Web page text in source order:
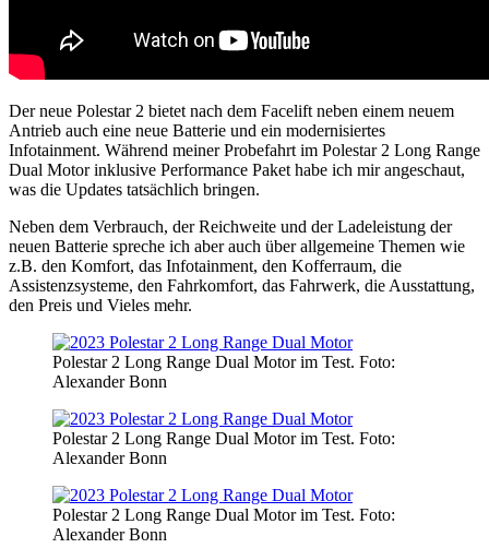
Der neue Polestar 2 bietet nach dem Facelift neben einem neuem
Antrieb auch eine neue Batterie und ein modernisiertes
Infotainment. Während meiner Probefahrt im Polestar 2 Long Range
Dual Motor inklusive Performance Paket habe ich mir angeschaut,
was die Updates tatsächlich bringen.
Neben dem Verbrauch, der Reichweite und der Ladeleistung der
neuen Batterie spreche ich aber auch über allgemeine Themen wie
z.B. den Komfort, das Infotainment, den Kofferraum, die
Assistenzsysteme, den Fahrkomfort, das Fahrwerk, die Ausstattung,
den Preis und Vieles mehr.
Polestar 2 Long Range Dual Motor im Test. Foto:
Alexander Bonn
Polestar 2 Long Range Dual Motor im Test. Foto:
Alexander Bonn
Polestar 2 Long Range Dual Motor im Test. Foto:
Alexander Bonn